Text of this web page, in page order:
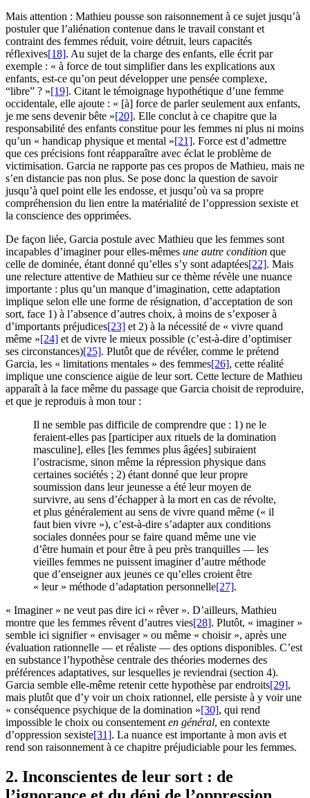
Mais attention : Mathieu pousse son raisonnement à ce sujet jusqu’à
postuler que l’aliénation contenue dans le travail constant et
contraint des femmes réduit, voire détruit, leurs capacités
réflexives[18]. Au sujet de la charge des enfants, elle écrit par
exemple : « à force de tout simplifier dans les explications aux
enfants, est-ce qu’on peut développer une pensée complexe,
“libre” ? »[19]. Citant le témoignage hypothétique d’une femme
occidentale, elle ajoute : « [à] force de parler seulement aux enfants,
je me sens devenir bête »[20]. Elle conclut à ce chapitre que la
responsabilité des enfants constitue pour les femmes ni plus ni moins
qu’un « handicap physique et mental »[21]. Force est d’admettre
que ces précisions font réapparaître avec éclat le problème de
victimisation. Garcia ne rapporte pas ces propos de Mathieu, mais ne
s’en distancie pas non plus. Se pose donc la question de savoir
jusqu’à quel point elle les endosse, et jusqu’où va sa propre
compréhension du lien entre la matérialité de l’oppression sexiste et
la conscience des opprimées.
De façon liée, Garcia postule avec Mathieu que les femmes sont
incapables d’imaginer pour elles-mêmes une autre condition que
celle de dominée, étant donné qu’elles s’y sont adaptées[22]. Mais
une relecture attentive de Mathieu sur ce thème révèle une nuance
importante : plus qu’un manque d’imagination, cette adaptation
implique selon elle une forme de résignation, d’acceptation de son
sort, face 1) à l’absence d’autres choix, à moins de s’exposer à
d’importants préjudices[23] et 2) à la nécessité de « vivre quand
même »[24] et de vivre le mieux possible (c’est-à-dire d’optimiser
ses circonstances)[25]. Plutôt que de révéler, comme le prétend
Garcia, les « limitations mentales » des femmes[26], cette réalité
implique une conscience aigüe de leur sort. Cette lecture de Mathieu
apparaît à la face même du passage que Garcia choisit de reproduire,
et que je reproduis à mon tour :
Il ne semble pas difficile de comprendre que : 1) ne le
feraient-elles pas [participer aux rituels de la domination
masculine], elles [les femmes plus âgées] subiraient
l’ostracisme, sinon même la répression physique dans
certaines sociétés ; 2) étant donné que leur propre
soumission dans leur jeunesse a été leur moyen de
survivre, au sens d’échapper à la mort en cas de révolte,
et plus généralement au sens de vivre quand même (« il
faut bien vivre »), c’est-à-dire s’adapter aux conditions
sociales données pour se faire quand même une vie
d’être humain et pour être à peu près tranquilles — les
vieilles femmes ne puissent imaginer d’autre méthode
que d’enseigner aux jeunes ce qu’elles croient être
« leur » méthode d’adaptation personnelle[27].
« Imaginer » ne veut pas dire ici « rêver ». D’ailleurs, Mathieu
montre que les femmes rêvent d’autres vies[28]. Plutôt, « imaginer »
semble ici signifier « envisager » ou même « choisir », après une
évaluation rationnelle — et réaliste — des options disponibles. C’est
en substance l’hypothèse centrale des théories modernes des
préférences adaptatives, sur lesquelles je reviendrai (section 4).
Garcia semble elle-même retenir cette hypothèse par endroits[29],
mais plutôt que d’y voir un choix rationnel, elle persiste à y voir une
« conséquence psychique de la domination »[30], qui rend
impossible le choix ou consentement en général, en contexte
d’oppression sexiste[31]. La nuance est importante à mon avis et
rend son raisonnement à ce chapitre préjudiciable pour les femmes.
2. Inconscientes de leur sort : de